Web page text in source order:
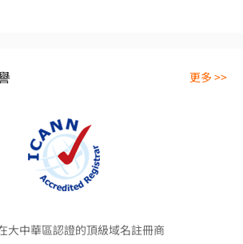
更多 >>
大中華區認證的頂級域名註冊商